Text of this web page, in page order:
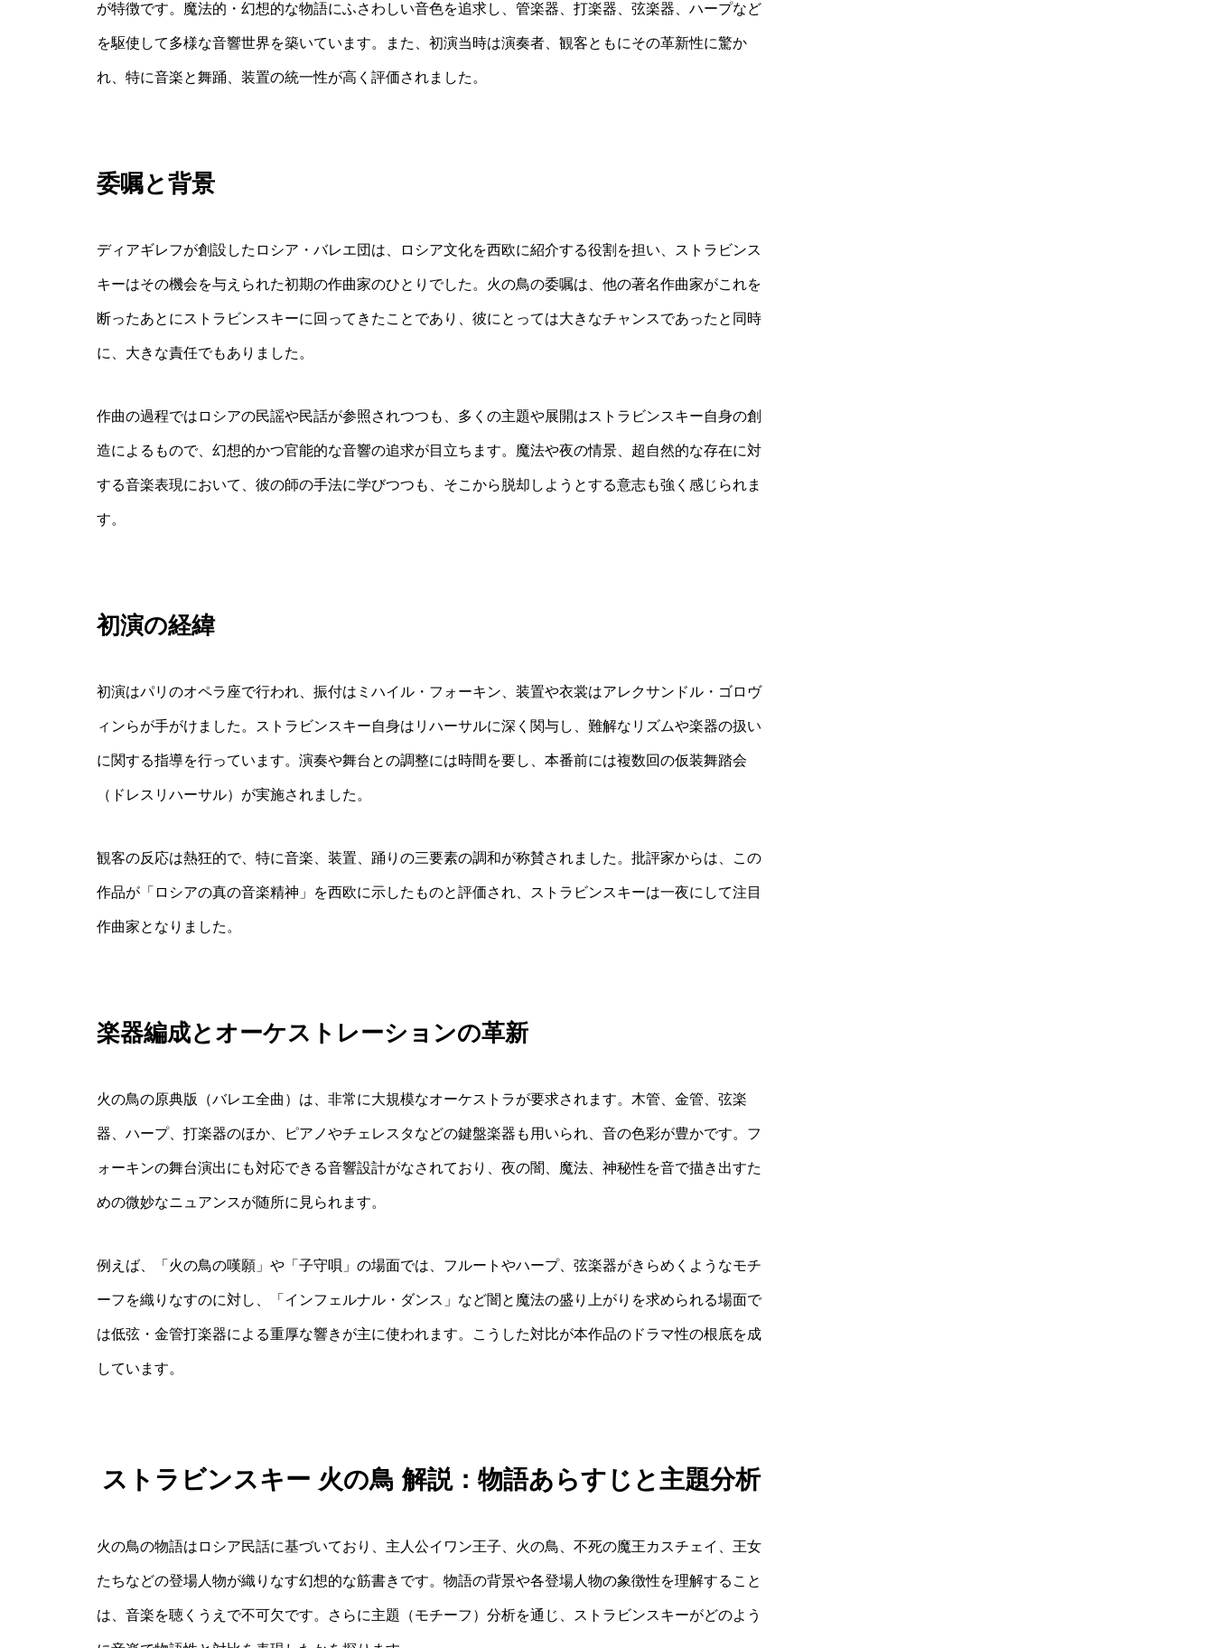
が特徴です。魔法的・幻想的な物語にふさわしい音色を追求し、管楽器、打楽器、弦楽器、ハープなど
を駆使して多様な音響世界を築いています。また、初演当時は演奏者、観客ともにその革新性に驚か
れ、特に音楽と舞踊、装置の統一性が高く評価されました。
委嘱と背景
ディアギレフが創設したロシア・バレエ団は、ロシア文化を西欧に紹介する役割を担い、ストラビンス
キーはその機会を与えられた初期の作曲家のひとりでした。火の鳥の委嘱は、他の著名作曲家がこれを
断ったあとにストラビンスキーに回ってきたことであり、彼にとっては大きなチャンスであったと同時
に、大きな責任でもありました。
作曲の過程ではロシアの民謡や民話が参照されつつも、多くの主題や展開はストラビンスキー自身の創
造によるもので、幻想的かつ官能的な音響の追求が目立ちます。魔法や夜の情景、超自然的な存在に対
する音楽表現において、彼の師の手法に学びつつも、そこから脱却しようとする意志も強く感じられま
す。
初演の経緯
初演はパリのオペラ座で行われ、振付はミハイル・フォーキン、装置や衣裳はアレクサンドル・ゴロヴ
ィンらが手がけました。ストラビンスキー自身はリハーサルに深く関与し、難解なリズムや楽器の扱い
に関する指導を行っています。演奏や舞台との調整には時間を要し、本番前には複数回の仮装舞踏会
（ドレスリハーサル）が実施されました。
観客の反応は熱狂的で、特に音楽、装置、踊りの三要素の調和が称賛されました。批評家からは、この
作品が「ロシアの真の音楽精神」を西欧に示したものと評価され、ストラビンスキーは一夜にして注目
作曲家となりました。
楽器編成とオーケストレーションの革新
火の鳥の原典版（バレエ全曲）は、非常に大規模なオーケストラが要求されます。木管、金管、弦楽
器、ハープ、打楽器のほか、ピアノやチェレスタなどの鍵盤楽器も用いられ、音の色彩が豊かです。フ
ォーキンの舞台演出にも対応できる音響設計がなされており、夜の闇、魔法、神秘性を音で描き出すた
めの微妙なニュアンスが随所に見られます。
例えば、「火の鳥の嘆願」や「子守唄」の場面では、フルートやハープ、弦楽器がきらめくようなモチ
ーフを織りなすのに対し、「インフェルナル・ダンス」など闇と魔法の盛り上がりを求められる場面で
は低弦・金管打楽器による重厚な響きが主に使われます。こうした対比が本作品のドラマ性の根底を成
しています。
ストラビンスキー 火の鳥 解説：物語あらすじと主題分析
火の鳥の物語はロシア民話に基づいており、主人公イワン王子、火の鳥、不死の魔王カスチェイ、王女
たちなどの登場人物が織りなす幻想的な筋書きです。物語の背景や各登場人物の象徴性を理解すること
は、音楽を聴くうえで不可欠です。さらに主題（モチーフ）分析を通じ、ストラビンスキーがどのよう